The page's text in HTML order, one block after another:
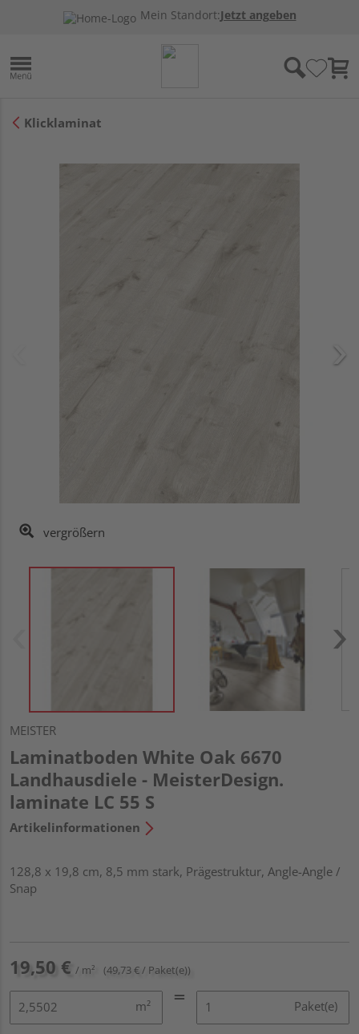
Mein Standort:Jetzt angeben
Klicklaminat
vergrößern
MEISTER
Laminatboden White Oak 6670
Landhausdiele - MeisterDesign.
laminate LC 55 S
Artikelinformationen
128,8 x 19,8 cm, 8,5 mm stark, Prägestruktur, Angle-Angle /
Snap
19,50 € / m² (49,73 € / Paket(e))
m² Paket(e)